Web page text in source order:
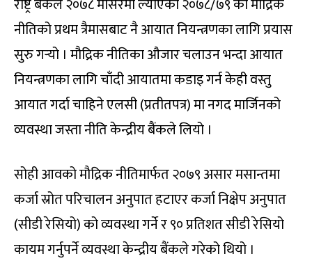
राष्ट्र बैंकले २०७८ मंसिरमा ल्याएको २०७८/७९ को मौद्रिक
नीतिको प्रथम त्रैमासबाट नै आयात नियन्त्रणका लागि प्रयास
सुरु गर्‍यो । मौद्रिक नीतिका औजार चलाउन भन्दा आयात
नियन्त्रणका लागि चाँदी आयातमा कडाइ गर्न केही वस्तु
आयात गर्दा चाहिने एलसी (प्रतीतपत्र) मा नगद मार्जिनको
व्यवस्था जस्ता नीति केन्द्रीय बैंकले लियो ।
सोही आवको मौद्रिक नीतिमार्फत २०७९ असार मसान्तमा
कर्जा स्रोत परिचालन अनुपात हटाएर कर्जा निक्षेप अनुपात
(सीडी रेसियो) को व्यवस्था गर्ने र ९० प्रतिशत सीडी रेसियो
कायम गर्नुपर्ने व्यवस्था केन्द्रीय बैंकले गरेको थियो ।